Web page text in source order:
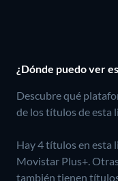
¿Dónde puedo ver
Descubre qué
de los títulos de esta
Hay 4 títulos en esta
Movistar Plus+.
también tienen